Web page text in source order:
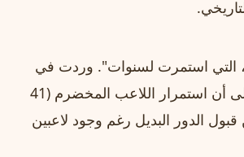
التي استمرت لسنوات". وردت في
تقريرها: "نريد لك أن ترحل بسلام، لكن طفح الكيل". وشددت على أن استمرار اللاعب المخضرم (41
الدور البديل رغم وجود لاعبين